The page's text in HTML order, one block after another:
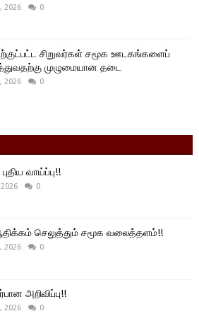
2026 0
சிறுவர்கள் சமூக ஊடகங்களைப்
முழுமையான தடை
2026 0
வாய்ப்பு!!
2026 0
செலுத்தும் சமூக வலைத்தளம்!!
2026 0
அறிவிப்பு!!
2026 0